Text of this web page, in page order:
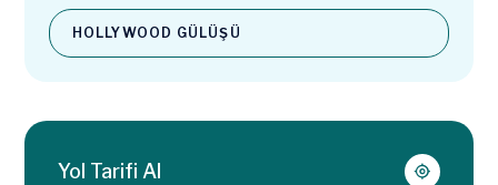
HOLLYWOOD GÜLÜŞÜ
Yol Tarifi Al